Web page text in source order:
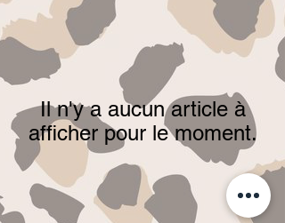
Il n'y a aucun article à
afficher pour le moment.